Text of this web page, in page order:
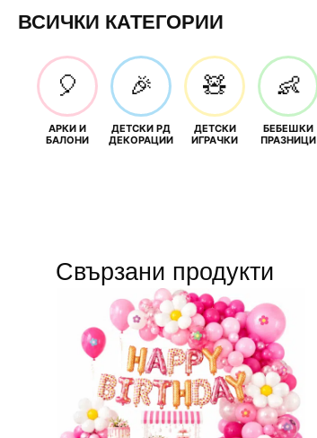
ВСИЧКИ КАТЕГОРИИ
🎈
АРКИ И
БАЛОНИ
🎉
ДЕТСКИ РД
ДЕКОРАЦИИ
🧸
ДЕТСКИ
ИГРАЧКИ
👶
БЕБЕШКИ
ПРАЗНИЦИ
Свързани продукти